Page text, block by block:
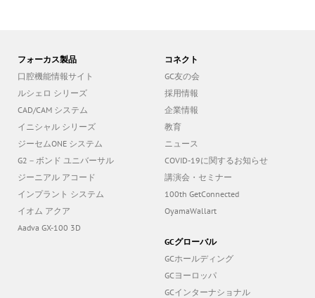
フォーカス製品
口腔機能情報サイト
ルシェロ シリーズ
CAD/CAM システム
イニシャル シリーズ
ジーセムONE システム
G2－ボンド ユニバーサル
ジーニアル アコード
インプラント システム
イオム アクア
Aadva GX-100 3D
コネクト
GC友の会
採用情報
企業情報
教育
ニュース
COVID-19に関するお知らせ
講演会・セミナー
100th GetConnected
OyamaWallart
GCグローバル
GCホールディング
GCヨーロッパ
GCインターナショナル